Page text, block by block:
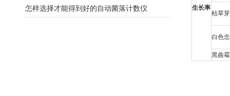
生长率
枯草
白色
黑曲
怎样选择才能得到好的自动菌落计数仪